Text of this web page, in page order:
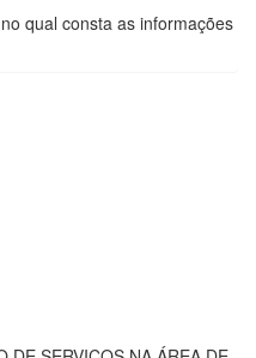
qual consta as informações